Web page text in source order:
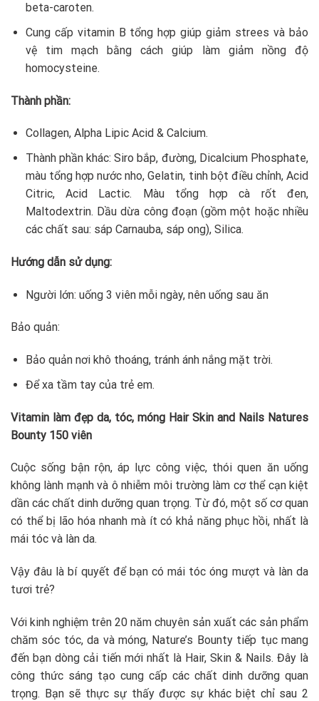
beta-caroten.
Cung cấp vitamin B tổng hợp giúp giảm strees và bảo
vệ tim mạch bằng cách giúp làm giảm nồng độ
homocysteine.
Thành phần:
Collagen, Alpha Lipic Acid & Calcium.
Thành phần khác: Siro bắp, đường, Dicalcium Phosphate,
màu tổng hợp nước nho, Gelatin, tinh bột điều chỉnh, Acid
Citric, Acid Lactic. Màu tổng hợp cà rốt đen,
Maltodextrin. Dầu dừa công đoạn (gồm một hoặc nhiều
các chất sau: sáp Carnauba, sáp ong), Silica.
Hướng dẫn sử dụng:
Người lớn: uống 3 viên mỗi ngày, nên uống sau ăn
Bảo quản:
Bảo quản nơi khô thoáng, tránh ánh nắng mặt trời.
Để xa tầm tay của trẻ em.
Vitamin làm đẹp da, tóc, móng Hair Skin and Nails Natures
Bounty 150 viên
Cuộc sống bận rộn, áp lực công việc, thói quen ăn uống
không lành mạnh và ô nhiễm môi trường làm cơ thể cạn kiệt
dần các chất dinh dưỡng quan trọng. Từ đó, một số cơ quan
có thể bị lão hóa nhanh mà ít có khả năng phục hồi, nhất là
mái tóc và làn da.
Vậy đâu là bí quyết để bạn có mái tóc óng mượt và làn da
tươi trẻ?
Với kinh nghiệm trên 20 năm chuyên sản xuất các sản phẩm
chăm sóc tóc, da và móng, Nature’s Bounty tiếp tục mang
đến bạn dòng cải tiến mới nhất là Hair, Skin & Nails. Đây là
công thức sáng tạo cung cấp các chất dinh dưỡng quan
trọng. Bạn sẽ thực sự thấy được sự khác biệt chỉ sau 2